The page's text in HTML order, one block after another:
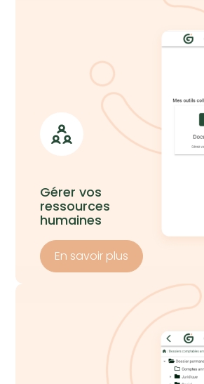
Gérer vos
ressources
humaines
En savoir plus